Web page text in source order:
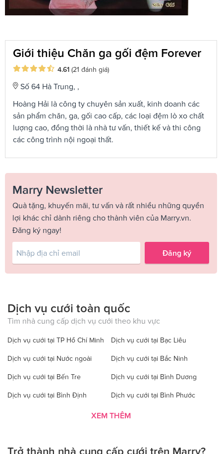
Giới thiệu Chăn ga gối đệm Forever
4.61 (21 đánh giá)
Số 64 Hà Trung, ,
Hoàng Hải là công ty chuyên sản xuất, kinh doanh các
sản phẩm chăn, ga, gối cao cấp, các loại đệm lò xo chất
lượng cao, đồng thời là nhà tư vấn, thiết kế và thi công
các công trình nội ngoại thất.
Marry Newsletter
Quà tặng, khuyến mãi, tư vấn và rất nhiều những quyền
lợi khác chỉ dành riêng cho thành viên của Marry.vn.
Đăng ký ngay!
Đăng ký
Dịch vụ cưới toàn quốc
Tìm nhà cung cấp dịch vụ cưới theo khu vực
Dịch vụ cưới tại TP Hồ Chí Minh Dịch vụ cưới tại Bạc Liêu
Dịch vụ cưới tại Nước ngoài Dịch vụ cưới tại Bắc Ninh
Dịch vụ cưới tại Bến Tre Dịch vụ cưới tại Bình Dương
Dịch vụ cưới tại Bình Định Dịch vụ cưới tại Bình Phước
Dịch vụ cưới tại Bình Thuận Dịch vụ cưới tại Cà Mau
Dịch vụ cưới tại Hà Nội Dịch vụ cưới tại Đăk Nông
XEM THÊM
Trở thành nhà cung cấp cưới trên Marry?